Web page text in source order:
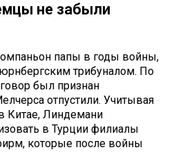
не забыли
папы в годы войны,
трибуналом. По
был признан
отпустили. Учитывая
Китае, Линдемани
в Турции филиалы
которые после войны